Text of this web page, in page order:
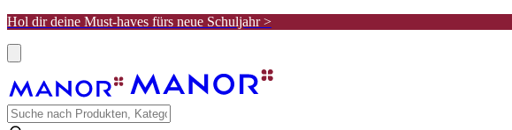
Hol dir deine Must-haves fürs neue Schuljahr >